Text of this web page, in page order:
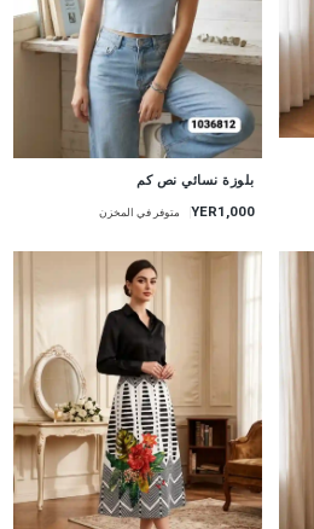
بلوزة نسائي نص كم
YER1,000 متوفر في المخزن